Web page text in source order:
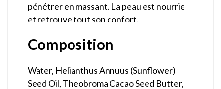
pénétrer en massant. La peau est nourrie
et retrouve tout son confort.
Composition
Water, Helianthus Annuus (Sunflower)
Seed Oil, Theobroma Cacao Seed Butter,